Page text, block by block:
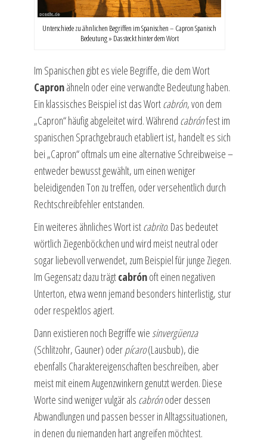
Unterschiede zu ähnlichen Begriffen im Spanischen – Capron Spanisch
Bedeutung » Das steckt hinter dem Wort
Im Spanischen gibt es viele Begriffe, die dem Wort
Capronähneln oder eine verwandte Bedeutung haben.
Ein klassisches Beispiel ist das Wortcabrón, von dem
„Capron“ häufig abgeleitet wird. Während cabrónfest im
spanischen Sprachgebrauch etabliert ist, handelt es sich
bei „Capron“ oftmals um eine alternative Schreibweise –
entweder bewusst gewählt, um einen weniger
beleidigenden Ton zu treffen, oder versehentlich durch
Rechtschreibfehler entstanden.
Ein weiteres ähnliches Wort istcabrito. Das bedeutet
wörtlich Ziegenböckchen und wird meist neutral oder
sogar liebevoll verwendet, zum Beispiel für junge Ziegen.
Im Gegensatz dazu trägtcabrónoft einen negativen
Unterton, etwa wenn jemand besonders hinterlistig, stur
oder respektlos agiert.
Dann existieren noch Begriffe wiesinvergüenza
(Schlitzohr, Gauner) oderpícaro(Lausbub), die
ebenfalls Charaktereigenschaften beschreiben, aber
meist mit einem Augenzwinkern genutzt werden. Diese
Worte sind weniger vulgär als cabrónoder dessen
Abwandlungen und passen besser in Alltagssituationen,
in denen du niemanden hart angreifen möchtest.